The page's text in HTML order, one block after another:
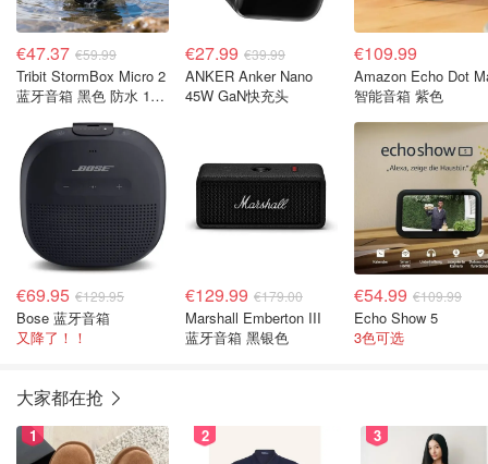
€47.37 €59.99
Tribit StormBox Micro 2
蓝牙音箱 黑色 防水 12
€27.99 €39.99
ANKER Anker Nano
45W GaN快充头
€109.99
Amazon Echo Dot
智能音箱 紫色
€69.95 €129.95
Bose 蓝牙音箱
又降了！！
€129.99 €179.00
Marshall Emberton III
蓝牙音箱 黑银色
€54.99 €109.99
Echo Show 5
3色可选
大家都在抢
1 2 3